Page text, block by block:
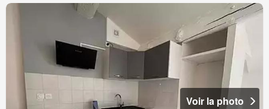
Voir la photo